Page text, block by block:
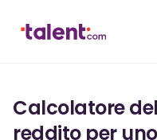
Calcolatore
reddito per